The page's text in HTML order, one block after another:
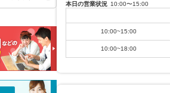
本日の営業状況 10:00〜15:00
10:00~15:00
10:00~18:00